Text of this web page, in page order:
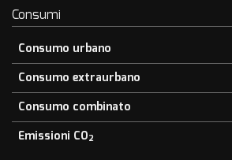
Consumi
Consumo urbano
Consumo extraurbano
Consumo combinato
Emissioni CO2